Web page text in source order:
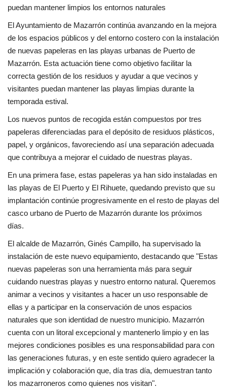
puedan mantener limpios los entornos naturales
El Ayuntamiento de Mazarrón continúa avanzando en la mejora
de los espacios públicos y del entorno costero con la instalación
de nuevas papeleras en las playas urbanas de Puerto de
Mazarrón. Esta actuación tiene como objetivo facilitar la
correcta gestión de los residuos y ayudar a que vecinos y
visitantes puedan mantener las playas limpias durante la
temporada estival.
Los nuevos puntos de recogida están compuestos por tres
papeleras diferenciadas para el depósito de residuos plásticos,
papel, y orgánicos, favoreciendo así una separación adecuada
que contribuya a mejorar el cuidado de nuestras playas.
En una primera fase, estas papeleras ya han sido instaladas en
las playas de El Puerto y El Rihuete, quedando previsto que su
implantación continúe progresivamente en el resto de playas del
casco urbano de Puerto de Mazarrón durante los próximos
días.
El alcalde de Mazarrón, Ginés Campillo, ha supervisado la
instalación de este nuevo equipamiento, destacando que "Estas
nuevas papeleras son una herramienta más para seguir
cuidando nuestras playas y nuestro entorno natural. Queremos
animar a vecinos y visitantes a hacer un uso responsable de
ellas y a participar en la conservación de unos espacios
naturales que son identidad de nuestro municipio. Mazarrón
cuenta con un litoral excepcional y mantenerlo limpio y en las
mejores condiciones posibles es una responsabilidad para con
las generaciones futuras, y en este sentido quiero agradecer la
implicación у colaboración que, día tras día, demuestran tanto
los mazarroneros como quienes nos visitan".